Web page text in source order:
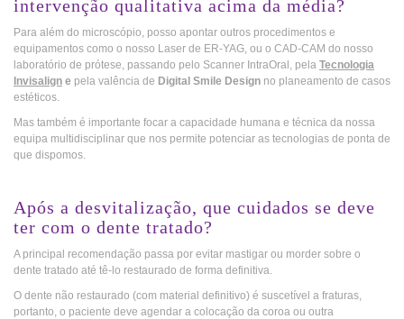
intervenção qualitativa acima da média?
Para além do microscópio, posso apontar outros procedimentos e
equipamentos como o nosso Laser de ER-YAG, ou o CAD-CAM do nosso
laboratório de prótese, passando pelo Scanner IntraOral, pela Tecnologia
Invisalign e pela valência de Digital Smile Design no planeamento de casos
estéticos.
Mas também é importante focar a capacidade humana e técnica da nossa
equipa multidisciplinar que nos permite potenciar as tecnologias de ponta de
que dispomos.
Após a desvitalização, que cuidados se deve
ter com o dente tratado?
A principal recomendação passa por evitar mastigar ou morder sobre o
dente tratado até tê-lo restaurado de forma definitiva.
O dente não restaurado (com material definitivo) é suscetível a fraturas,
portanto, o paciente deve agendar a colocação da coroa ou outra